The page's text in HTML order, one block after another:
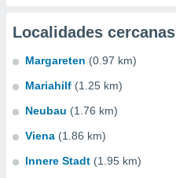
Localidades cercanas
Margareten (0.97 km)
Mariahilf (1.25 km)
Neubau (1.76 km)
Viena (1.86 km)
Innere Stadt (1.95 km)